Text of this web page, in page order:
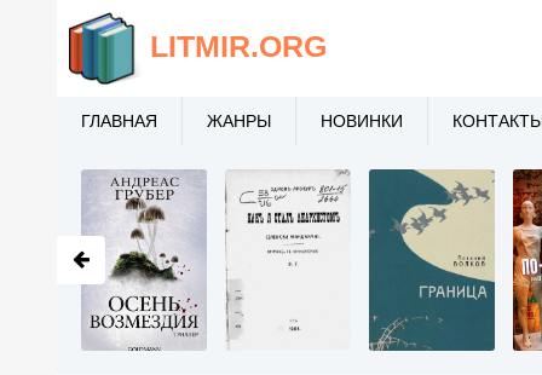
LITMIR.ORG
ГЛАВНАЯ ЖАНРЫ НОВИНКИ